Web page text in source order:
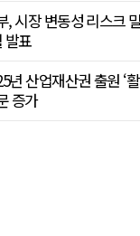
, 시장 변동성 리스크
발표
년 산업재산권 출원 ‘
증가